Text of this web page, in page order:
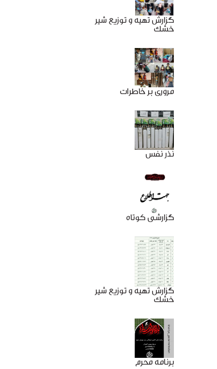
گزارش تهیه و توزیع شیر
خشک
مروری بر خاطرات
نذر نفس
گزارشی کوتاه
گزارش تهیه و توزیع شیر
خشک
برنامه محرم